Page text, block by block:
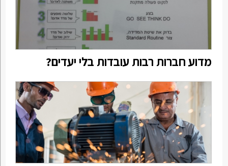
מדוע חברות רבות עובדות בלי יעדים?